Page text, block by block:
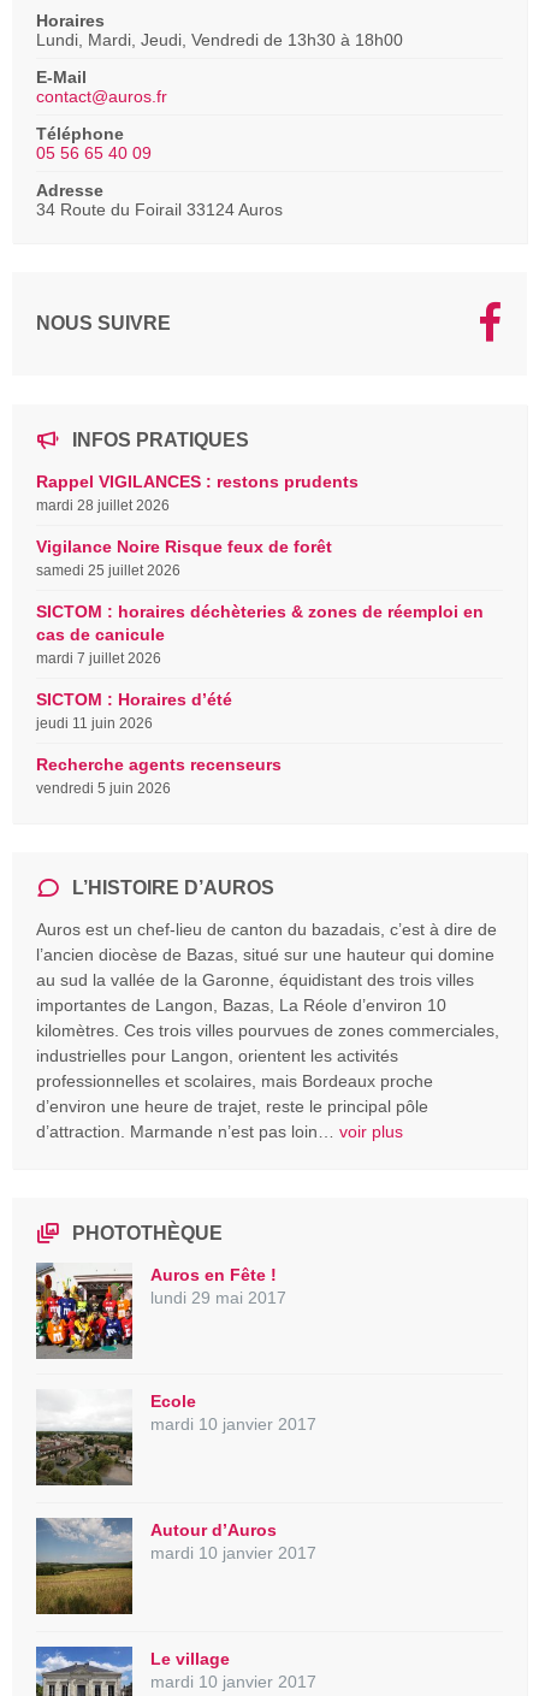
Horaires
Lundi, Mardi, Jeudi, Vendredi de 13h30 à 18h00
E-Mail
contact@auros.fr
Téléphone
05 56 65 40 09
Adresse
34 Route du Foirail 33124 Auros
NOUS SUIVRE
INFOS PRATIQUES
Rappel VIGILANCES : restons prudents
mardi 28 juillet 2026
Vigilance Noire Risque feux de forêt
samedi 25 juillet 2026
SICTOM : horaires déchèteries & zones de réemploi en
cas de canicule
mardi 7 juillet 2026
SICTOM : Horaires d’été
jeudi 11 juin 2026
Recherche agents recenseurs
vendredi 5 juin 2026
L’HISTOIRE D’AUROS
Auros est un chef-lieu de canton du bazadais, c’est à dire de
l’ancien diocèse de Bazas, situé sur une hauteur qui domine
au sud la vallée de la Garonne, équidistant des trois villes
importantes de Langon, Bazas, La Réole d’environ 10
kilomètres. Ces trois villes pourvues de zones commerciales,
industrielles pour Langon, orientent les activités
professionnelles et scolaires, mais Bordeaux proche
d’environ une heure de trajet, reste le principal pôle
d’attraction. Marmande n’est pas loin… voir plus
PHOTOTHÈQUE
Auros en Fête !
lundi 29 mai 2017
Ecole
mardi 10 janvier 2017
Autour d’Auros
mardi 10 janvier 2017
Le village
mardi 10 janvier 2017